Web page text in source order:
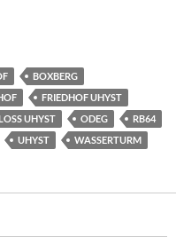
BOXBERG
FRIEDHOF UHYST
UHYST ODEG
RB64
UHYST WASSERTURM